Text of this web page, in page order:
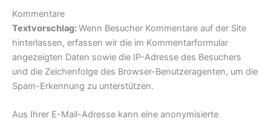
Kommentare
Textvorschlag:Wenn Besucher Kommentare auf der Site
hinterlassen, erfassen wir die im Kommentarformular
angezeigten Daten sowie die IP-Adresse des Besuchers
und die Zeichenfolge des Browser-Benutzeragenten, um die
Spam-Erkennung zu unterstützen.
Aus Ihrer E-Mail-Adresse kann eine anonymisierte